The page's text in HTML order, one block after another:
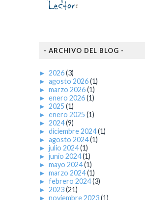
- ARCHIVO DEL BLOG -
► 2026(3)
► agosto 2026(1)
► marzo 2026(1)
► enero 2026(1)
► 2025 (1)
► enero 2025 (1)
► 2024(9)
► diciembre 2024(1)
► agosto 2024(1)
► julio 2024(1)
► junio 2024(1)
► mayo 2024(1)
► marzo 2024(1)
► febrero 2024(3)
► 2023(21)
► noviembre 2023(1)